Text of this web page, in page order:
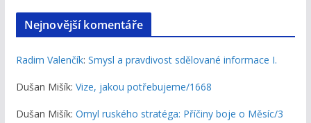
Nejnovější komentáře
Radim Valenčík: Smysl a pravdivost sdělované informace I.
Dušan Mišík: Vize, jakou potřebujeme/1668
Dušan Mišík: Omyl ruského stratéga: Příčiny boje o Měsíc/3